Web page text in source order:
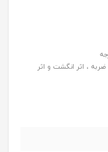
، اثر انگشت و اثر